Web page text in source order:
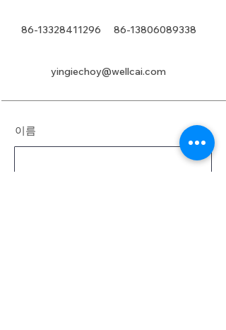
86-13328411296 86-13806089338
yingiechoy@wellcai.com
이름